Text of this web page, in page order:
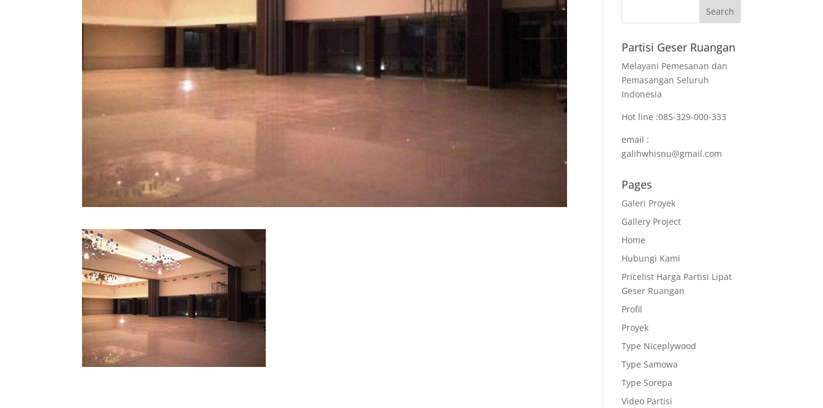
Partisi Geser Ruangan
Melayani Pemesanan dan
Pemasangan Seluruh
Indonesia
Hot line :085-329-000-333
email :
galihwhisnu@gmail.com
Pages
Galeri Proyek
Gallery Project
Home
Hubungi Kami
Pricelist Harga Partisi Lipat
Geser Ruangan
Profil
Proyek
Type Niceplywood
Type Samowa
Type Sorepa
Video Partisi